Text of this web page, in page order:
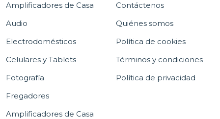
Amplificadores de Casa
Audio
Electrodomésticos
Celulares y Tablets
Fotografía
Fregadores
Amplificadores de Casa
Contáctenos
Quiénes somos
Política de cookies
Términos y condiciones
Política de privacidad